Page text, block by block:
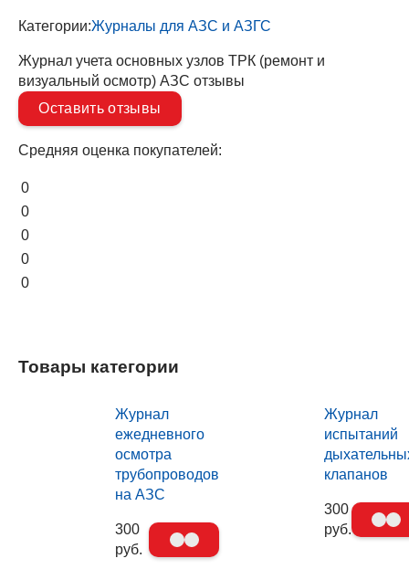
Категории:Журналы для АЗС и АЗГС
Журнал учета основных узлов ТРК (ремонт и
визуальный осмотр) АЗС отзывы
Оставить отзывы
Средняя оценка покупателей:
0
0
0
0
0
Товары категории
Журнал
ежедневного
осмотра
трубопроводов
на АЗС
300
руб.
Журнал
испытаний
клапанов
300
руб.